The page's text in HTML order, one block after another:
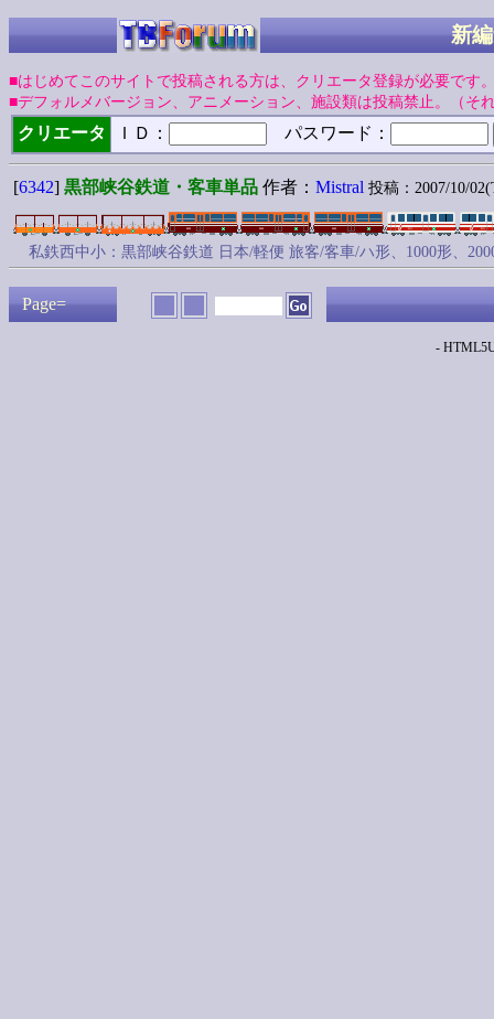
新
■はじめてこのサイトで投稿される方は、クリエータ登録が必要です
■デフォルメバージョン、アニメーション、施設類は投稿禁止。（そ
クリエータ ＩＤ： パスワード：
[6342] 黒部峡谷鉄道・客車単品 作者： Mistral 投稿：2007/10/
私鉄西中小：黒部峡谷鉄道 日本/軽便 旅客/客車/ハ形、1000形、
Page=
-